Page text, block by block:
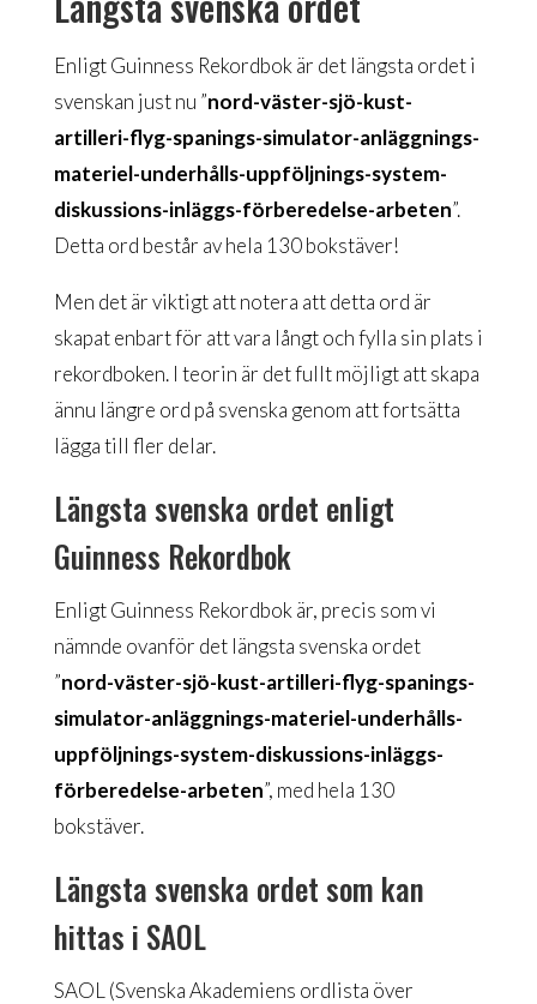
Enligt Guinness Rekordbok är det längsta ordet i
svenskan just nu ”nord-väster-sjö-kust-
artilleri-flyg-spanings-simulator-anläggnings-
materiel-underhålls-uppföljnings-system-
diskussions-inläggs-förberedelse-arbeten”.
Detta ord består av hela 130 bokstäver!
Men det är viktigt att notera att detta ord är
skapat enbart för att vara långt och fylla sin plats i
rekordboken. I teorin är det fullt möjligt att skapa
ännu längre ord på svenska genom att fortsätta
lägga till fler delar.
Längsta svenska ordet enligt
Guinness Rekordbok
Enligt Guinness Rekordbok är, precis som vi
nämnde ovanför det längsta svenska ordet
”nord-väster-sjö-kust-artilleri-flyg-spanings-
simulator-anläggnings-materiel-underhålls-
uppföljnings-system-diskussions-inläggs-
förberedelse-arbeten”, med hela 130
bokstäver.
Längsta svenska ordet som kan
hittas i SAOL
SAOL (Svenska Akademiens ordlista över